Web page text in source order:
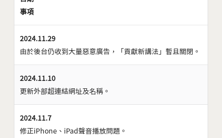
事項
2024.11.29
由於後台仍收到大量惡意廣告，「貢獻新講法」暫且關閉。
2024.11.10
更新外部超連結網址及名稱。
2024.11.7
修正iPhone、iPad聲音播放問題。